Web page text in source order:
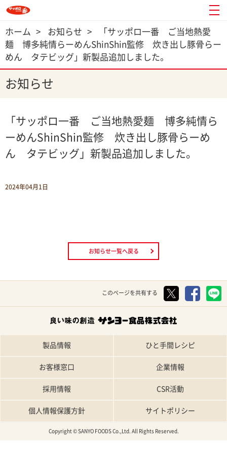
ホーム > お知らせ >
「サッポロ一番 ご当地熱愛
麺 博多純情らーめんShinShin監修 炊き出し豚骨らー
めん タテビッグ」新製品追加しました。
お知らせ
「サッポロ一番 ご当地熱愛麺 博多純情ら
ーめんShinShin監修 炊き出し豚骨らーめ
ん タテビッグ」新製品追加しました。
2024年04月1日
お知らせ一覧へ戻る
このページを共有する
製品情報 ひと手間レシピ
お客様窓口 企業情報
採用情報 CSR活動
個人情報保護方針 サイトポリシー
Copyright © SANYO FOODS Co.,Ltd. All Rights Reserved.